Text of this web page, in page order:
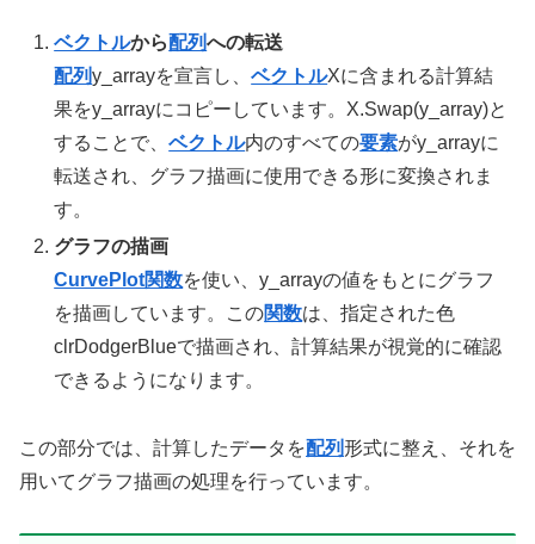
ベクトルから配列への転送
配列y_arrayを宣言し、ベクトルXに含まれる計算結
果をy_arrayにコピーしています。X.Swap(y_array)と
することで、ベクトル内のすべての要素がy_arrayに
転送され、グラフ描画に使用できる形に変換されま
す。
グラフの描画
CurvePlot関数を使い、y_arrayの値をもとにグラフ
を描画しています。この関数は、指定された色
clrDodgerBlueで描画され、計算結果が視覚的に確認
できるようになります。
この部分では、計算したデータを配列形式に整え、それを
用いてグラフ描画の処理を行っています。